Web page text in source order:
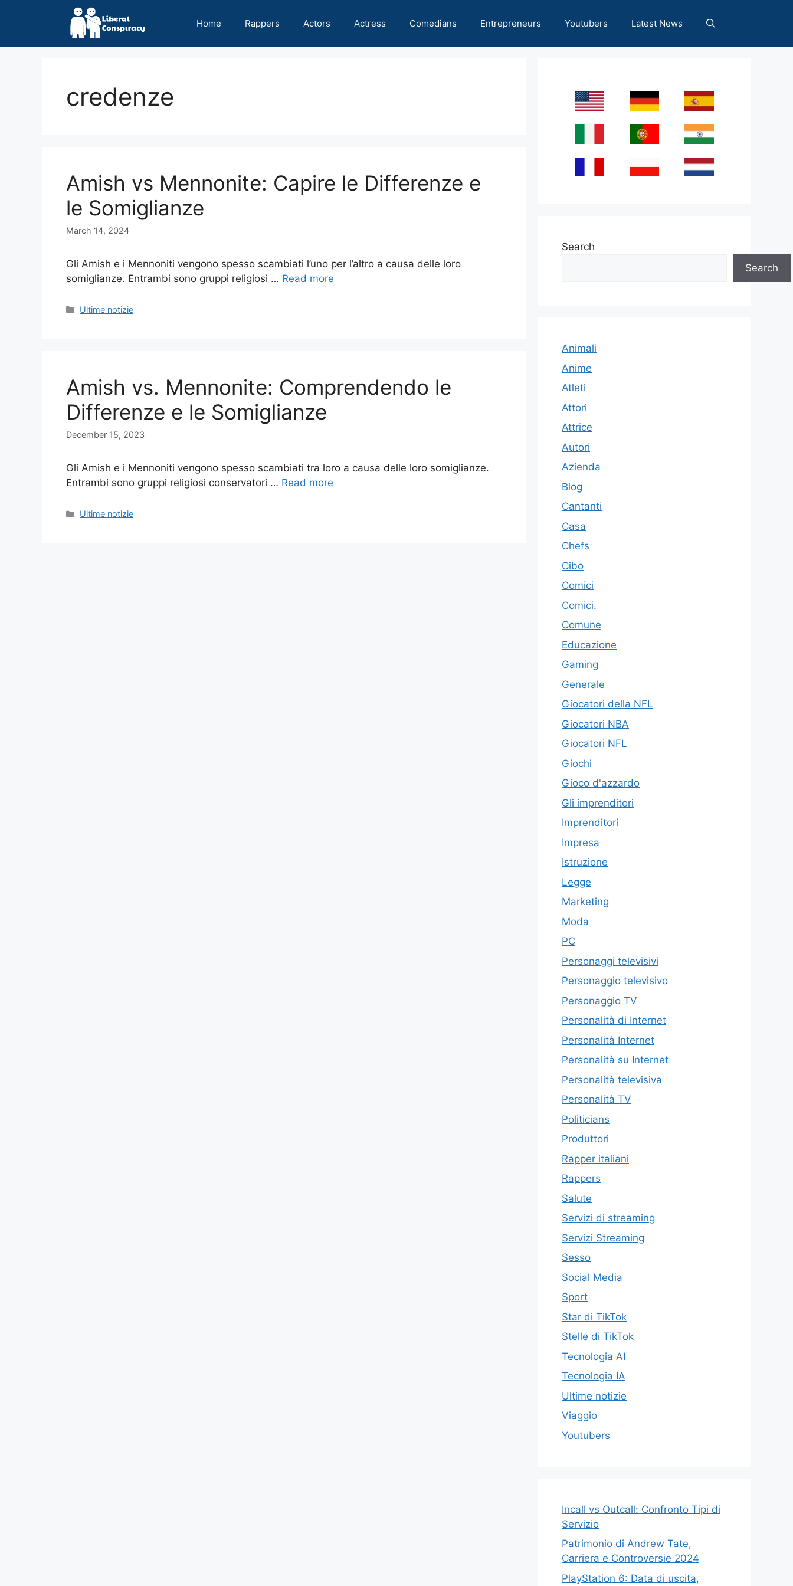
Home Rappers Actors Actress Comedians Entrepreneurs Youtubers Latest News
credenze
Amish vs Mennonite: Capire le Differenze e
le Somiglianze
March 14, 2024
Gli Amish e i Mennoniti vengono spesso scambiati l’uno per l’altro a causa delle loro
somiglianze. Entrambi sono gruppi religiosi … Read more
Categories
Ultime notizie
Amish vs. Mennonite: Comprendendo le
Differenze e le Somiglianze
December 15, 2023
Gli Amish e i Mennoniti vengono spesso scambiati tra loro a causa delle loro somiglianze.
Entrambi sono gruppi religiosi conservatori … Read more
Categories
Ultime notizie
Search
Search
Animali
Anime
Atleti
Attori
Attrice
Autori
Azienda
Blog
Cantanti
Casa
Chefs
Cibo
Comici
Comici.
Comune
Educazione
Gaming
Generale
Giocatori della NFL
Giocatori NBA
Giocatori NFL
Giochi
Gioco d'azzardo
Gli imprenditori
Imprenditori
Impresa
Istruzione
Legge
Marketing
Moda
PC
Personaggi televisivi
Personaggio televisivo
Personaggio TV
Personalità di Internet
Personalità Internet
Personalità su Internet
Personalità televisiva
Personalità TV
Politicians
Produttori
Rapper italiani
Rappers
Salute
Servizi di streaming
Servizi Streaming
Sesso
Social Media
Sport
Star di TikTok
Stelle di TikTok
Tecnologia AI
Tecnologia IA
Ultime notizie
Viaggio
Youtubers
Incall vs Outcall: Confronto Tipi di
Servizio
Patrimonio di Andrew Tate,
Carriera e Controversie 2024
PlayStation 6: Data di uscita,